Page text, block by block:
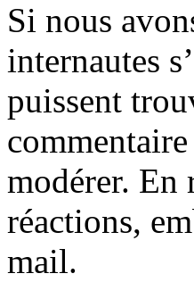
Si nous
internautes
puissent
modérer. En
réactions,
mail.